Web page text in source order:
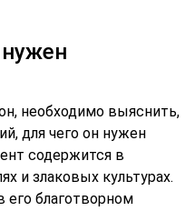
необходимо выяснить,
для чего он нужен
содержится в
и злаковых культурах.
его благотворном